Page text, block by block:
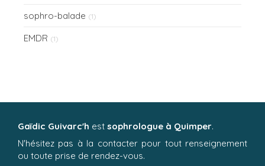
sophro-balade (1)
EMDR (1)
Gaïdic Guivarc'h est sophrologue à Quimper.
N'hésitez pas à la contacter pour tout renseignement
ou toute prise de rendez-vous.